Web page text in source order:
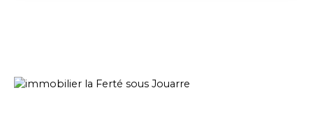
est conçu pour votre confort. La cuisine